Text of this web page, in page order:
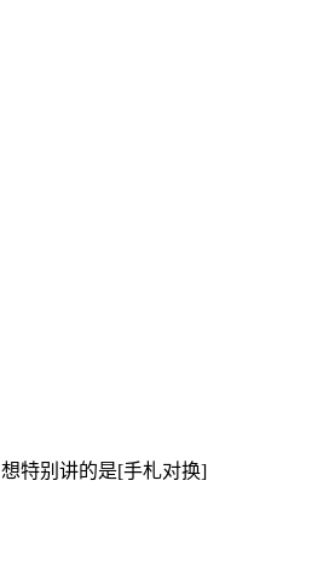
特别讲的是[手札对换]